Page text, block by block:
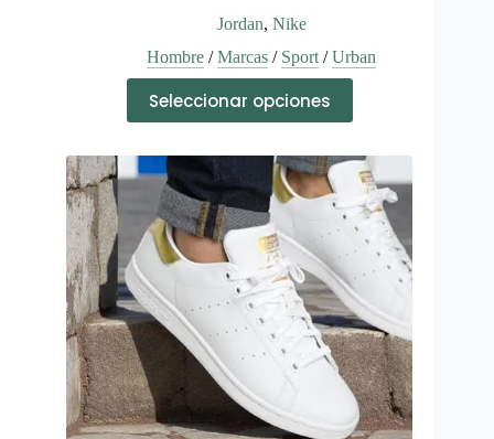
Jordan, Nike
Hombre /Marcas / Sport /Urban
Seleccionar opciones
producto
tiene
variantes.
Las
opciones
se
pueden
elegir
en
la
página
producto